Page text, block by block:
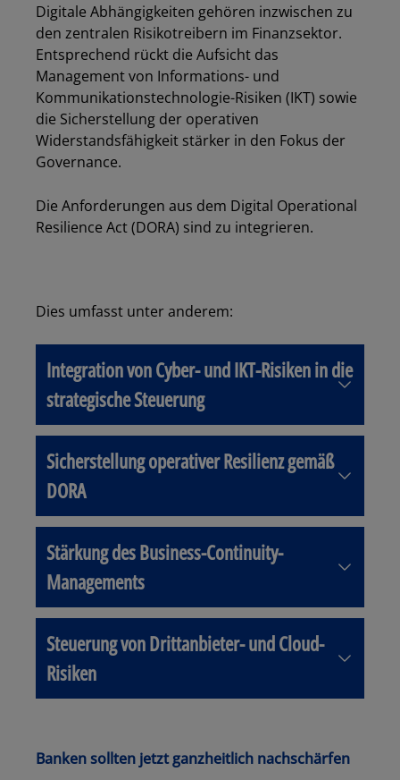
Digitale Abhängigkeiten gehören inzwischen zu
den zentralen Risikotreibern im Finanzsektor.
Entsprechend rückt die Aufsicht das
Management von Informations- und
Kommunikationstechnologie-Risiken (IKT) sowie
die Sicherstellung der operativen
Widerstandsfähigkeit stärker in den Fokus der
Governance.
Die Anforderungen aus dem Digital Operational
Resilience Act (DORA) sind zu integrieren.
Dies umfasst unter anderem:
Integration von Cyber- und IKT-Risiken in die
strategische Steuerung
Sicherstellung operativer Resilienz gemäß
DORA
Stärkung des Business-Continuity-
Managements
Steuerung von Drittanbieter- und Cloud-
Risiken
Banken sollten jetzt ganzheitlich nachschärfen